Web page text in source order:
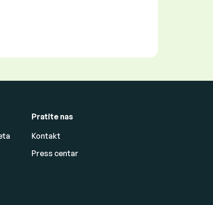
Pratite nas
Kontakt
Press centar